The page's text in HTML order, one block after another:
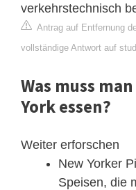
verkehrstechnisch
Antrag auf Entfernung
vollständige Antwort auf
Was muss
York essen?
Weiter erforschen
New Yorker
Speisen, die